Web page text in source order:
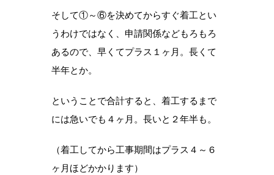
そして①～⑥を決めてからすぐ着工とい
うわけではなく、申請関係などもろもろ
あるので、早くてプラス１ヶ月。長くて
半年とか。
ということで合計すると、着工するまで
には急いでも４ヶ月。長いと２年半も。
（着工してから工事期間はプラス４～６
ヶ月ほどかかります）